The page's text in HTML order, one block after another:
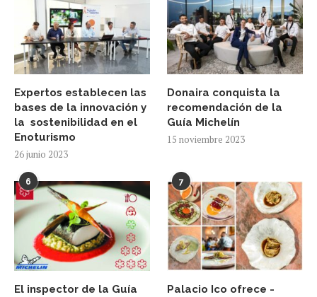
Expertos establecen las
bases de la innovación y
la sostenibilidad en el
Enoturismo
26 junio 2023
Donaira conquista la
recomendación de la
Guía Michelín
15 noviembre 2023
6
El inspector de la Guía
7
Palacio Ico ofrece -